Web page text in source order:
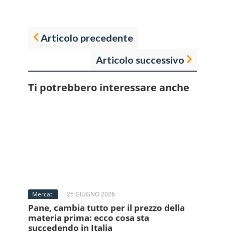
Articolo precedente
Articolo successivo
Ti potrebbero interessare anche
Mercati 25 GIUGNO 2026
Pane, cambia tutto per il prezzo della
materia prima: ecco cosa sta
succedendo in Italia